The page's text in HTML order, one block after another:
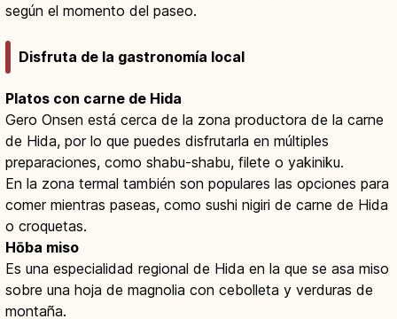
según el momento del paseo.
Disfruta de la gastronomía local
Platos con carne de Hida
Gero Onsen está cerca de la zona productora de la carne
de Hida, por lo que puedes disfrutarla en múltiples
preparaciones, como shabu-shabu, filete o yakiniku.
En la zona termal también son populares las opciones para
comer mientras paseas, como sushi nigiri de carne de Hida
o croquetas.
Hōba miso
Es una especialidad regional de Hida en la que se asa miso
sobre una hoja de magnolia con cebolleta y verduras de
montaña.